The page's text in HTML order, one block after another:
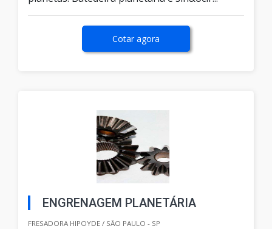
Cotar agora
ENGRENAGEM PLANETÁRIA
FRESADORA HIPOYDE / SÃO PAULO - SP